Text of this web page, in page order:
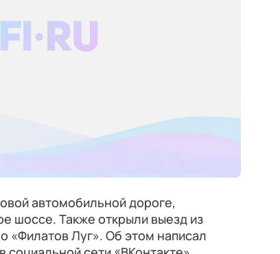
автомобильной дороге,
шоссе. Также открыли выезд из
«Филатов Луг». Об этом написал